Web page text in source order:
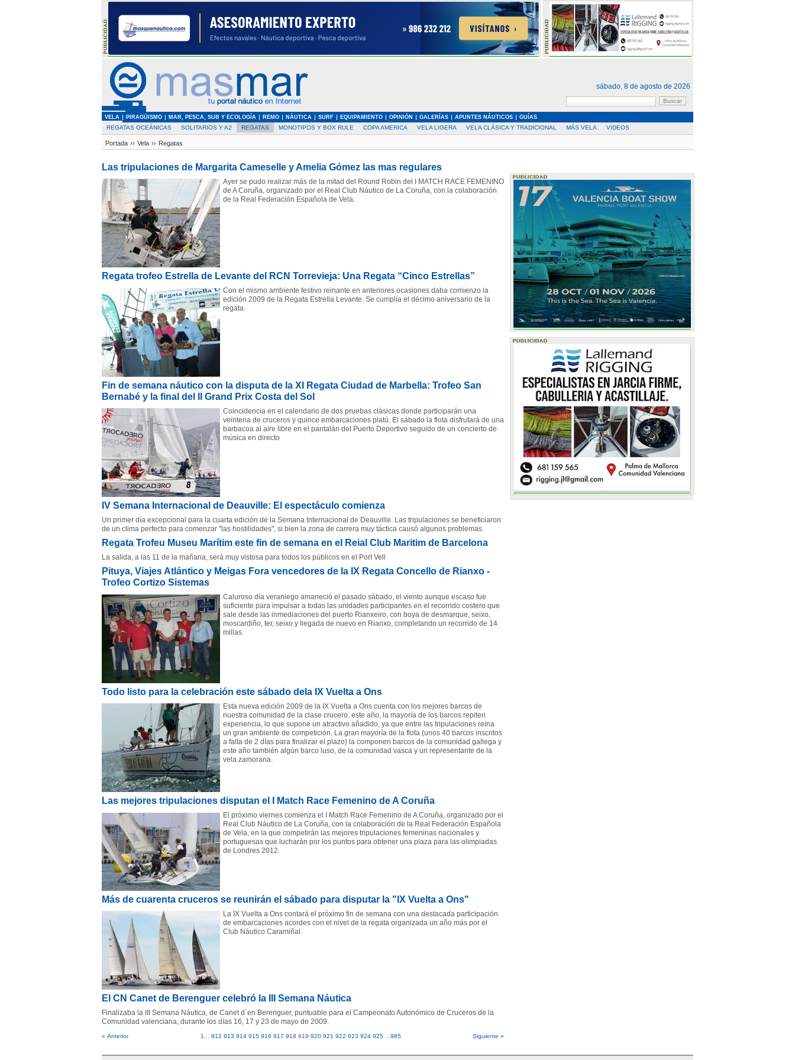
sábado, 8 de agosto de 2026
VELA PIRAGÜISMO MAR, PESCA, SUB Y ECOLOGÍA REMO NÁUTICA SURF EQUIPAMIENTO OPINIÓN GALERÍAS APUNTES NÁUTICOS GUÍAS
REGATAS OCEÁNICAS SOLITARIOS Y A2 REGATAS MONOTIPOS Y BOX RULE COPA AMERICA VELA LIGERA VELA CLÁSICA Y TRADICIONAL MÁS VELA VIDEOS
Portada ›› Vela ›› Regatas
Las tripulaciones de Margarita Cameselle y Amelia Gómez las mas regulares
Ayer se pudo realizar más de la mitad del Round Robin del I MATCH RACE FEMENINO
de A Coruña, organizado por el Real Club Náutico de La Coruña, con la colaboración
de la Real Federación Española de Vela.
Regata trofeo Estrella de Levante del RCN Torrevieja: Una Regata “Cinco Estrellas”
Con el mismo ambiente festivo reinante en anteriores ocasiones daba comienzo la
edición 2009 de la Regata Estrella Levante. Se cumplía el décimo aniversario de la
regata.
Fin de semana náutico con la disputa de la XI Regata Ciudad de Marbella: Trofeo San
Bernabé y la final del II Grand Prix Costa del Sol
Coincidencia en el calendario de dos pruebas clásicas donde participarán una
veintena de cruceros y quince embarcaciones platú. El sábado la flota disfrutará de una
barbacoa al aire libre en el pantalán del Puerto Deportivo seguido de un concierto de
música en directo
IV Semana Internacional de Deauville: El espectáculo comienza
Un primer día excepcional para la cuarta edición de la Semana Internacional de Deauville. Las tripulaciones se beneficiaron
de un clima perfecto para comenzar "las hostilidades", si bien la zona de carrera muy táctica causó algunos problemas.
Regata Trofeu Museu Marítim este fin de semana en el Reial Club Maritim de Barcelona
La salida, a las 11 de la mañana, será muy vistosa para todos los públicos en el Port Vell
Pituya, Viajes Atlántico y Meigas Fora vencedores de la IX Regata Concello de Rianxo -
Trofeo Cortizo Sistemas
Caluroso día veraniego amaneció el pasado sábado, el viento aunque escaso fue
suficiente para impulsar a todas las unidades participantes en el recorrido costero que
sale desde las inmediaciones del puerto Rianxeiro, con boya de desmarque, seixo,
moscardiño, ter, seixo y llegada de nuevo en Rianxo, completando un recorrido de 14
millas.
Todo listo para la celebración este sábado dela IX Vuelta a Ons
Esta nueva edición 2009 de la IX Vuelta a Ons cuenta con los mejores barcos de
nuestra comunidad de la clase crucero, este año, la mayoría de los barcos repiten
experiencia, lo que supone un atractivo añadido, ya que entre las tripulaciones reina
un gran ambiente de competición. La gran mayoría de la flota (unos 40 barcos inscritos
a falta de 2 días para finalizar el plazo) la componen barcos de la comunidad gallega y
este año también algún barco luso, de la comunidad vasca y un representante de la
vela zamorana.
Las mejores tripulaciones disputan el I Match Race Femenino de A Coruña
El próximo viernes comienza el I Match Race Femenino de A Coruña, organizado por el
Real Club Náutico de La Coruña, con la colaboración de la Real Federación Española
de Vela, en la que competirán las mejores tripulaciones femeninas nacionales y
portuguesas que lucharán por los puntos para obtener una plaza para las olimpiadas
de Londres 2012.
Más de cuarenta cruceros se reunirán el sábado para disputar la "IX Vuelta a Ons"
La IX Vuelta a Ons contará el próximo fin de semana con una destacada participación
de embarcaciones acordes con el nivel de la regata organizada un año más por el
Club Náutico Caramiñal.
El CN Canet de Berenguer celebró la III Semana Náutica
Finalizaba la III Semana Náutica, de Canet d´en Berenguer, puntuable para el Campeonato Autonómico de Cruceros de la
Comunidad valenciana, durante los días 16, 17 y 23 de mayo de 2009.
« Anterior Siguiente »
1... 912 913 914 915 916 917 918 919 920 921 922 923 924 925 ...985